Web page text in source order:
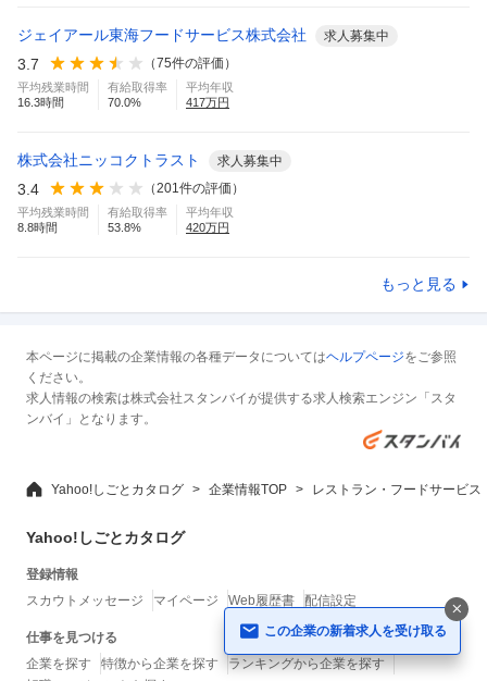
ジェイアール東海フードサービス株式会社 求人募集中
3.7 （75件の評価）
平均残業時間
16.3時間
有給取得率
70.0%
平均年収
417万円
株式会社ニッコクトラスト 求人募集中
3.4 （201件の評価）
平均残業時間
8.8時間
有給取得率
53.8%
平均年収
420万円
もっと見る
この企業の新着求人を受け取る
本ページに掲載の企業情報の各種データについてはヘルプページをご参照
ください。
求人情報の検索は株式会社スタンバイが提供する求人検索エンジン「スタ
ンバイ」となります。
Yahoo!しごとカタログ 企業情報TOP レストラン・フードサービス
Yahoo!しごとカタログ
登録情報
スカウトメッセージ
マイページ Web履歴書 配信設定
仕事を見つける
企業を探す
特徴から企業を探す
ランキングから企業を探す